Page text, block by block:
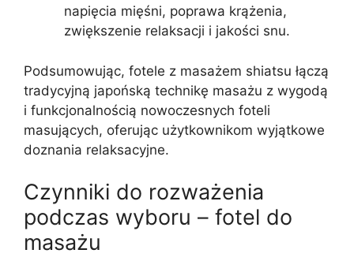
napięcia mięśni, poprawa krążenia,
zwiększenie relaksacji i jakości snu.
Podsumowując, fotele z masażem shiatsu łączą
tradycyjną japońską technikę masażu z wygodą
i funkcjonalnością nowoczesnych foteli
masujących, oferując użytkownikom wyjątkowe
doznania relaksacyjne.
Czynniki do rozważenia
podczas wyboru – fotel do
masażu